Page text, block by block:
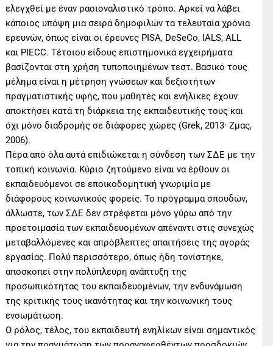
ελεγχθεί με έναν ρασιοναλιστικό τρόπο. Αρκεί να λάβει
κάποιος υπόψη μια σειρά δημοφιλών τα τελευταία χρόνια
ερευνών, όπως είναι οι έρευνες PISA, DeSeCo, IALS, ALL
και PIECC. Τέτοιου είδους επιστημονικά εγχειρήματα
βασίζονται στη χρήση τυποποιημένων τεστ. Βασικό τους
μέλημα είναι η μέτρηση γνώσεων και δεξιοτήτων
πραγματιστικής υφής, που μαθητές και ενήλικες έχουν
αποκτήσει κατά τη διάρκεια της εκπαιδευτικής τους και
όχι μόνο διαδρομής σε διάφορες χώρες (Grek, 2013· Ζμας,
2006).
Πέρα από όλα αυτά επιδιώκεται η σύνδεση των ΣΔΕ με την
τοπική κοινωνία. Κύριο ζητούμενο είναι να έρθουν οι
εκπαιδευόμενοι σε εποικοδομητική γνωριμία με
διάφορους κοινωνικούς φορείς. Το πρόγραμμα σπουδών,
άλλωστε, των ΣΔΕ δεν στρέφεται μόνο γύρω από την
προετοιμασία των εκπαιδευομένων απέναντι στις συνεχώς
μεταβαλλόμενες και απρόβλεπτες απαιτήσεις της αγοράς
εργασίας. Πολύ περισσότερο, όπως ήδη τονίστηκε,
αποσκοπεί στην πολύπλευρη ανάπτυξη της
προσωπικότητας του εκπαιδευομένων, την ενδυνάμωση
της κριτικής τους ικανότητας και την κοινωνική τους
ενσωμάτωση.
Ο ρόλος, τέλος, του εκπαιδευτή ενηλίκων είναι σημαντικός